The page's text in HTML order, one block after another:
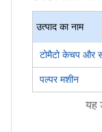
उत्पाद का नाम
टोमैटो केचप और
पल्पर मशीन
यह